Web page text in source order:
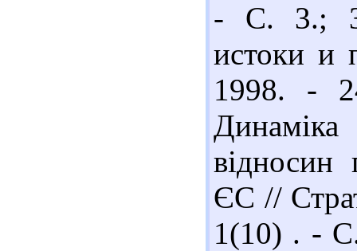
- С. 3.;
истоки и
1998. -
відносин
ЄС //
1(10) . -